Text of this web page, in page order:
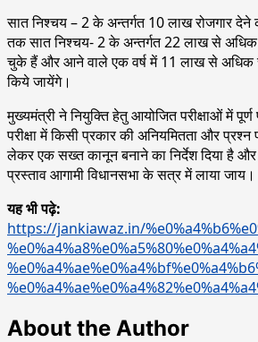
सात निश्चय – 2 के अन्तर्गत 10 लाख रोजगार देने
तक सात निश्चय- 2 के अन्तर्गत 22 लाख से अधिक
चुके हैं और आने वाले एक वर्ष में 11 लाख से अधिक
किये जायेंगे।
मुख्यमंत्री ने नियुक्ति हेतु आयोजित परीक्षाओं में पूर्ण
परीक्षा में किसी प्रकार की अनियमितता और
लेकर एक सख्त कानून बनाने का निर्देश दिया है
प्रस्ताव आगामी विधानसभा के सत्र में लाया जाय।
यह भी पढ़े:
https://jankiawaz.in/
About the Author